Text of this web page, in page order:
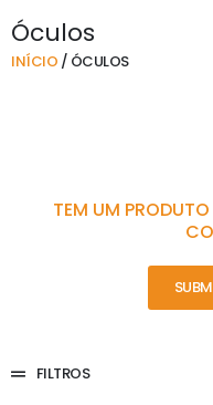
Óculos
INÍCIO / ÓCULOS
TEM UM
FILTROS